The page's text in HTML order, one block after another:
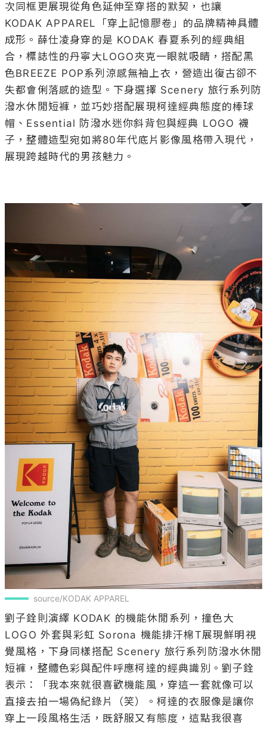
次同框更展現從角色延伸至穿搭的默契，也讓
KODAK APPAREL「穿上記憶膠卷」的品牌精神具體
成形。薛仕凌身穿的是 KODAK 春夏系列的經典組
合，標誌性的丹寧大LOGO夾克一眼就吸睛，搭配黑
色BREEZE POP系列涼感無袖上衣，營造出復古卻不
失都會俐落感的造型。下身選擇 Scenery 旅行系列防
潑水休閒短褲，並巧妙搭配展現柯達經典態度的棒球
帽、Essential 防潑水迷你斜背包與經典 LOGO 襪
子，整體造型宛如將80年代底片影像風格帶入現代，
展現跨越時代的男孩魅力。
source/KODAK APPAREL
劉子銓則演繹 KODAK 的機能休閒系列，撞色大
LOGO 外套與彩虹 Sorona 機能排汗棉T展現鮮明視
覺風格，下身同樣搭配 Scenery 旅行系列防潑水休閒
短褲，整體色彩與配件呼應柯達的經典識別。劉子銓
表示：「我本來就很喜歡機能風，穿這一套就像可以
直接去拍一場偽紀錄片（笑）。柯達的衣服像是讓你
穿上一段風格生活，既舒服又有態度，這點我很喜